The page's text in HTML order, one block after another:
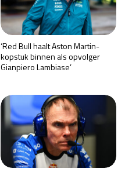
‘Red Bull haalt Aston Martin-
kopstuk binnen als opvolger
Gianpiero Lambiase’